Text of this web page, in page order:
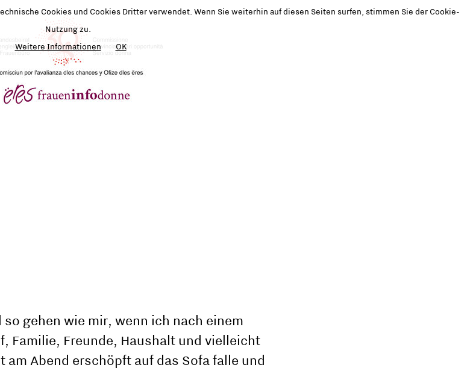
gehen wie mir, wenn ich nach einem
Familie, Freunde, Haushalt und vielleicht
am Abend erschöpft auf das Sofa falle und
Cookies und Cookies Dritter verwendet. Wenn Sie weiterhin auf diesen Seiten surfen, stimmen Sie der Cookie-
Nutzung zu.
Weitere Informationen
OK